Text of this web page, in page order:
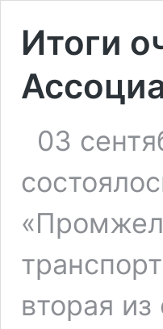
Итоги
03
вторая